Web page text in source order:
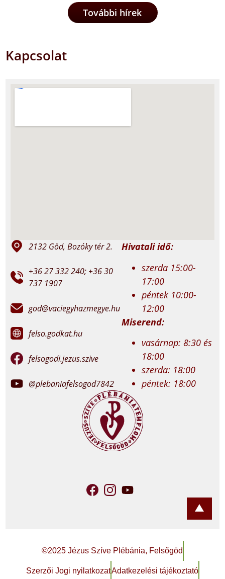
További hírek
Kapcsolat
2132 Göd, Bozóky tér 2.
+36 27 332 240; +36 30
737 1907
god@vaciegyhazmegye.hu
felso.godkat.hu
felsogodi.jezus.szive
@plebaniafelsogod7842
Hivatali idő:
szerda 15:00-
17:00
péntek 10:00-
12:00
Miserend:
vasárnap: 8:30 és
18:00
szerda: 18:00
péntek: 18:00
©2025 Jézus Szíve Plébánia, Felsőgöd
Szerzői Jogi nyilatkozatAdatkezelési tájékoztató